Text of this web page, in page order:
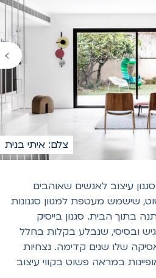
צלם: איתי בנית
›
עיצוב לאנשים שאוהבים
שישמש מעטפת למגוון סגנונות
בתוך הבית. סגנון בייסיק
ובסיסי, שנבלע בקלות בחלל
שלו שנים קדימה. נצחיות
במראה פשוט בקווי עיצוב